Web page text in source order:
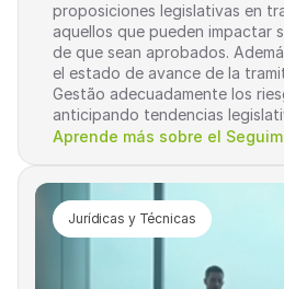
proposiciones legislativas en
aquellos que pueden impactar
de que sean aprobados.
el estado de avance de la
Gestão adecuadamente los
anticipando tendencias
Aprende más sobre el
Jurídicas y Técnicas